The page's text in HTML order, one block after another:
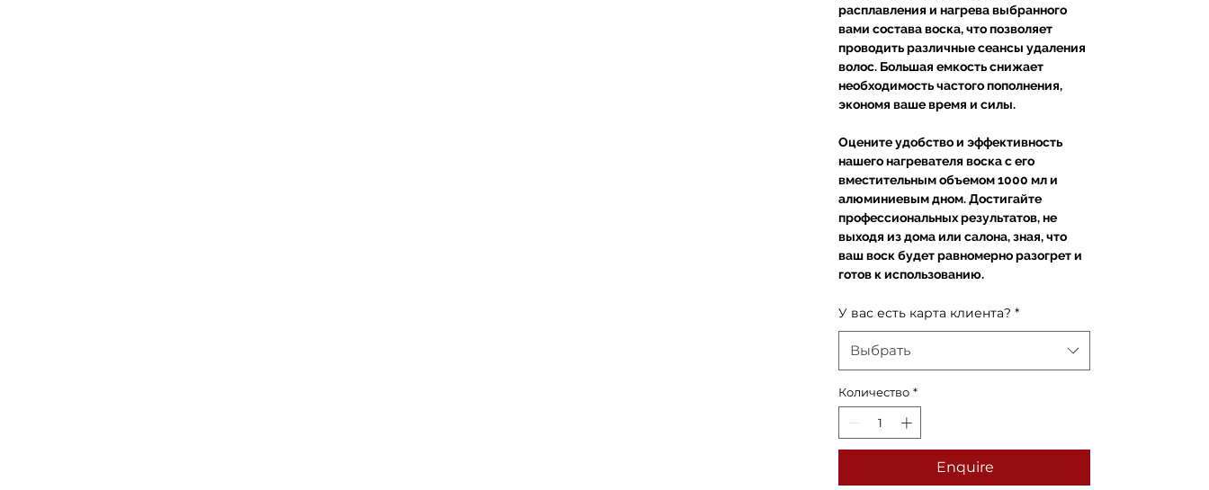
расплавления и нагрева выбранного
вами состава воска, что позволяет
проводить различные сеансы удаления
волос. Большая емкость снижает
необходимость частого пополнения,
экономя ваше время и силы.
Оцените удобство и эффективность
нашего нагревателя воска с его
вместительным объемом 1000 мл и
алюминиевым дном. Достигайте
профессиональных результатов, не
выходя из дома или салона, зная, что
ваш воск будет равномерно разогрет и
готов к использованию.
У вас есть карта клиента? *
Выбрать
Количество *
Enquire